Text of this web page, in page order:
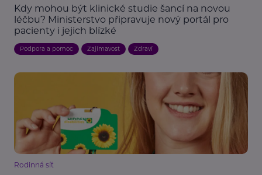
Kdy mohou být klinické studie šancí na novou
léčbu? Ministerstvo připravuje nový portál pro
pacienty i jejich blízké
Podpora a pomoc Zajímavost Zdraví
Rodinná síť